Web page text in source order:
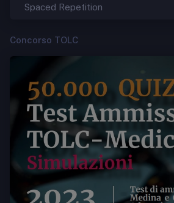
Spaced Repetition
Concorso TOLC